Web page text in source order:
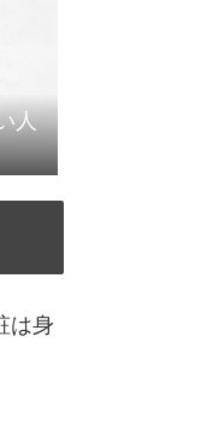
人
は身